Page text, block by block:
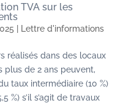
TVA sur les
Lettre d'informations
réalisés dans des locaux
plus de 2 ans peuvent,
taux intermédiaire (10 %)
%) s’il s’agit de travaux